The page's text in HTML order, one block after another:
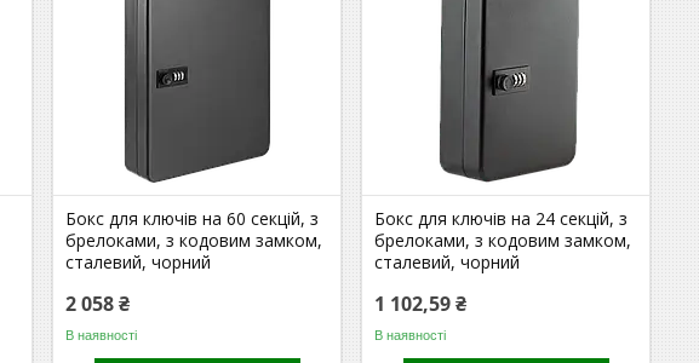
Бокс для ключів на 60 секцій, з
брелоками, з кодовим замком,
сталевий, чорний
2 058 ₴
В наявності
Бокс для ключів на 24 секцій, з
брелоками, з кодовим замком,
сталевий, чорний
1 102,59 ₴
В наявності